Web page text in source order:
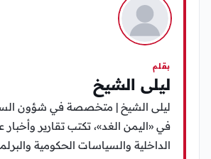
بقلم
ليلى الشيخ
ليلى الشيخ | متخصصة في شؤون
في «اليمن الغد»، تكتب تقارير
الداخلية والسياسات الحكومية